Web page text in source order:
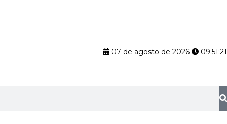
07 de agosto de 2026 09:51:23